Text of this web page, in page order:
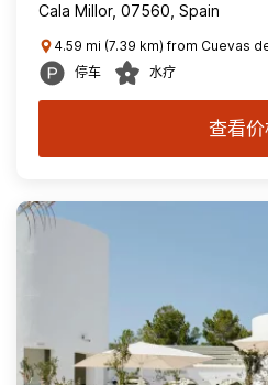
Cala Millor, 07560, Spain
4.59 mi (7.39 km) from Cuevas
停车
水疗
查看